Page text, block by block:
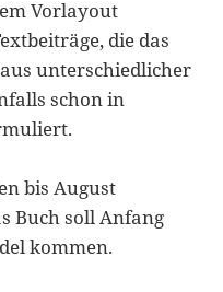
Vorlayout
die das
unterschiedlicher
schon in
bis August
Buch soll Anfang
kommen.